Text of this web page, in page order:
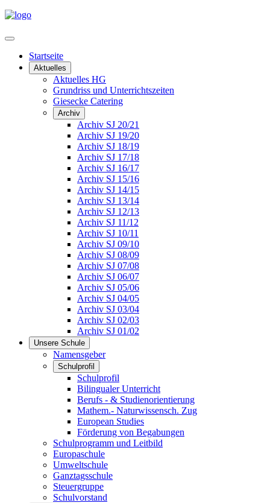
Startseite
Aktuelles
Aktuelles HG
Grundriss und Unterrichtszeiten
Giesecke Catering
Archiv
Archiv SJ 20/21
Archiv SJ 19/20
Archiv SJ 18/19
Archiv SJ 17/18
Archiv SJ 16/17
Archiv SJ 15/16
Archiv SJ 14/15
Archiv SJ 13/14
Archiv SJ 12/13
Archiv SJ 11/12
Archiv SJ 10/11
Archiv SJ 09/10
Archiv SJ 08/09
Archiv SJ 07/08
Archiv SJ 06/07
Archiv SJ 05/06
Archiv SJ 04/05
Archiv SJ 03/04
Archiv SJ 02/03
Archiv SJ 01/02
Unsere Schule
Namensgeber
Schulprofil
Schulprofil
Bilingualer Unterricht
Berufs - & Studienorientierung
Mathem.- Naturwissensch. Zug
European Studies
Förderung von Begabungen
Schulprogramm und Leitbild
Europaschule
Umweltschule
Ganztagsschule
Steuergruppe
Schulvorstand